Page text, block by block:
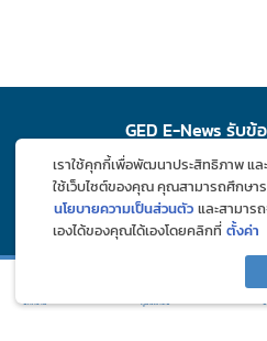
GED E-News รับ
บทความ ภูมิแพ้คลับ
เราใช้คุกกี้เพื่อพัฒนาประสิทธิภาพ แ
ใช้เว็บไซต์ของคุณ คุณสามารถศึกษาร
นโยบายความเป็นส่วนตัว และสามาร
เองได้ของคุณได้เองโดยคลิกที่ ตั้งค่า